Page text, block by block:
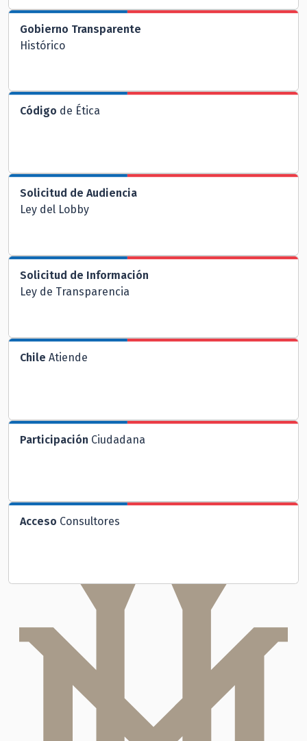
Gobierno Transparente
Histórico
Código de Ética
Solicitud de Audiencia
Ley del Lobby
Solicitud de Información
Ley de Transparencia
Chile Atiende
Participación Ciudadana
Acceso Consultores